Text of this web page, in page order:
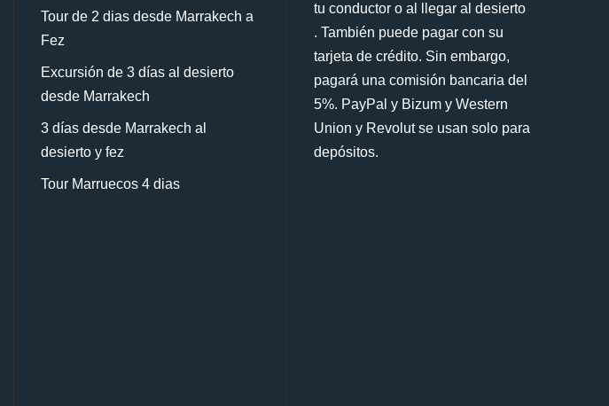
Tour de 2 dias desde Marrakech a
Fez
Excursión de 3 días al desierto
desde Marrakech
3 días desde Marrakech al
desierto y fez
Tour Marruecos 4 dias
tu conductor o al llegar al desierto
. También puede pagar con su
tarjeta de crédito. Sin embargo,
pagará una comisión bancaria del
5%. PayPal y Bizum y Western
Union y Revolut se usan solo para
depósitos.